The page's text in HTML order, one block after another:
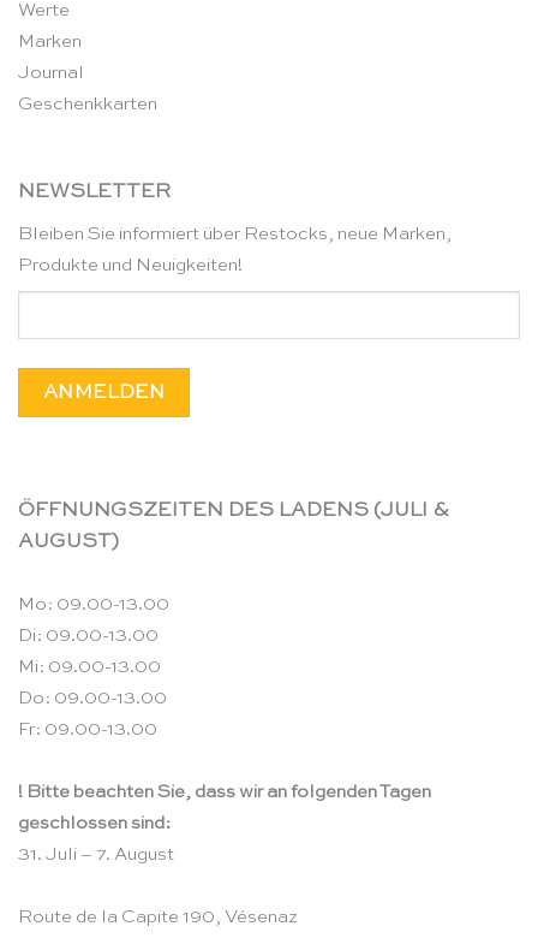
Werte
Marken
Journal
Geschenkkarten
NEWSLETTER
Bleiben Sie informiert über Restocks, neue Marken,
Produkte und Neuigkeiten!
ÖFFNUNGSZEITEN DES LADENS (JULI &
AUGUST)
Mo: 09.00-13.00
Di: 09.00-13.00
Mi: 09.00-13.00
Do: 09.00-13.00
Fr: 09.00-13.00
! Bitte beachten Sie, dass wir an folgenden Tagen
geschlossen sind:
31. Juli – 7. August
Route de la Capite 190, Vésenaz